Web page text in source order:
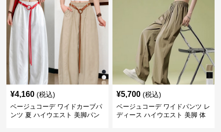
¥4,160 (税込)
ベージュコーデ ワイドカーブパ
ンツ 夏 ハイウエスト 美脚パン
¥5,700 (税込)
ベージュコーデ ワイドパンツ レ
ディース ハイウエスト 美脚 体